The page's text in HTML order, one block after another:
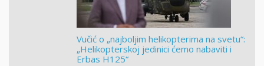
Vučić o „najboljim helikopterima na svetu“:
„Helikopterskoj jedinici ćemo nabaviti i
Erbas H125“